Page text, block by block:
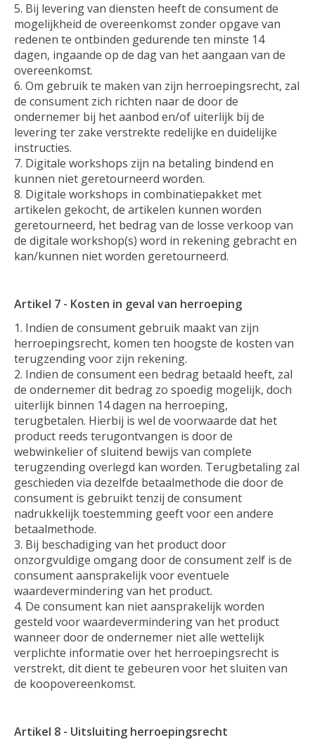
Bij levering van diensten heeft de consument de
mogelijkheid de overeenkomst zonder opgave van
redenen te ontbinden gedurende ten minste 14
dagen, ingaande op de dag van het aangaan van de
overeenkomst.
Om gebruik te maken van zijn herroepingsrecht, zal
de consument zich richten naar de door de
ondernemer bij het aanbod en/of uiterlijk bij de
levering ter zake verstrekte redelijke en duidelijke
instructies.
Digitale workshops zijn na betaling bindend en
kunnen niet geretourneerd worden.
Digitale workshops in combinatiepakket met
artikelen gekocht, de artikelen kunnen worden
geretourneerd, het bedrag van de losse verkoop van
de digitale workshop(s) word in rekening gebracht en
kan/kunnen niet worden geretourneerd.
Artikel 7 - Kosten in geval van herroeping
Indien de consument gebruik maakt van zijn
herroepingsrecht, komen ten hoogste de kosten van
terugzending voor zijn rekening.
Indien de consument een bedrag betaald heeft, zal
de ondernemer dit bedrag zo spoedig mogelijk, doch
uiterlijk binnen 14 dagen na herroeping,
terugbetalen. Hierbij is wel de voorwaarde dat het
product reeds terugontvangen is door de
webwinkelier of sluitend bewijs van complete
terugzending overlegd kan worden. Terugbetaling zal
geschieden via dezelfde betaalmethode die door de
consument is gebruikt tenzij de consument
nadrukkelijk toestemming geeft voor een andere
betaalmethode.
Bij beschadiging van het product door
onzorgvuldige omgang door de consument zelf is de
consument aansprakelijk voor eventuele
waardevermindering van het product.
De consument kan niet aansprakelijk worden
gesteld voor waardevermindering van het product
wanneer door de ondernemer niet alle wettelijk
verplichte informatie over het herroepingsrecht is
verstrekt, dit dient te gebeuren voor het sluiten van
de koopovereenkomst.
Artikel 8 - Uitsluiting herroepingsrecht